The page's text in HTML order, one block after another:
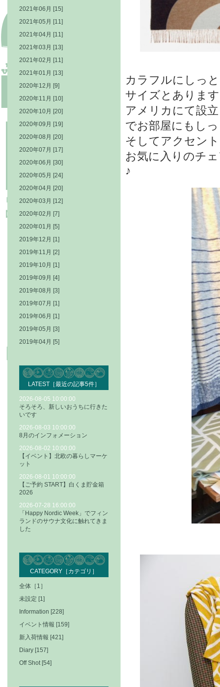
カラフルにしっ
サイズとありま
アメリカにて設
でお部屋にもし
そしてアクセン
お気に入りのチ
♪
2021年06月 [15]
2021年05月 [11]
2021年04月 [11]
2021年03月 [13]
2021年02月 [11]
2021年01月 [13]
2020年12月 [9]
2020年11月 [10]
2020年10月 [20]
2020年09月 [19]
2020年08月 [20]
2020年07月 [17]
2020年06月 [30]
2020年05月 [24]
2020年04月 [20]
2020年03月 [12]
2020年02月 [7]
2020年01月 [5]
2019年12月 [1]
2019年11月 [2]
2019年10月 [1]
2019年09月 [4]
2019年08月 [3]
2019年07月 [1]
2019年06月 [1]
2019年05月 [3]
2019年04月 [5]
LATEST［最近の記事5件］
2026-08-05 10:00:00
そろそろ、新しいおうちに行きた
いです
2026-08-03 10:00:00
8月のインフォメーション
2026-08-02 10:00:00
【イベント】北欧の暮らしマーケ
ット
2026-08-01 10:00:00
【ご予約 START】白くま貯金箱
2026
2026-07-28 16:00:00
「Happy Nordic Week」でフィン
ランドのサウナ文化に触れてきま
した
CATEGORY［カテゴリ］
全体［1］
未設定 [1]
Information [228]
イベント情報 [159]
新入荷情報 [421]
Diary [157]
Off Shot [54]